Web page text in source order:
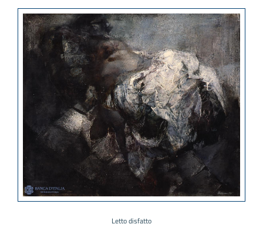
Letto disfatto